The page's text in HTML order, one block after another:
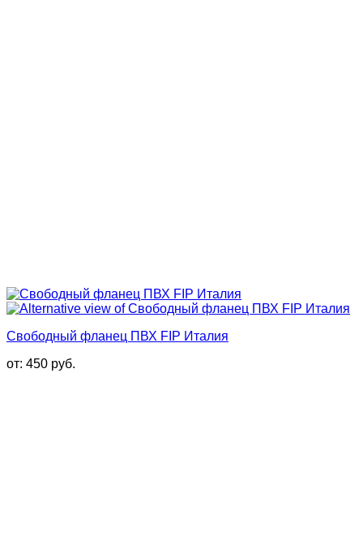
Свободный фланец ПВХ FIP Италия
от: 450 руб.